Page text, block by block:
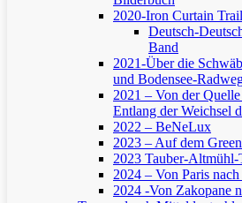
2020-Iron Curtain
Deutsch-
Band
2021-Über die
und Bodensee-
2021 – Von der
Entlang der Weichsel
2022 – BeNeLux
2023 – Auf dem
2023 Tauber-Altmühl-
2024 – Von Paris
2024 -Von Zakopane